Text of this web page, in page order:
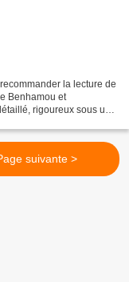
la lecture de
Benhamou et
rigoureux sous une
suivante >